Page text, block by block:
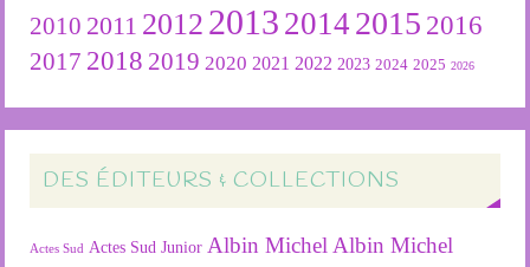
2010 2011 2012 2013 2014 2015 2016
2017 2018 2019 2020 2021 2022 2023 2024 2025 2026
DES ÉDITEURS & COLLECTIONS
Actes Sud Actes Sud Junior Albin Michel Albin Michel